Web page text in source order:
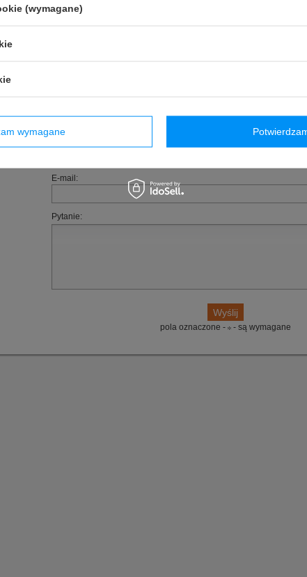
Zadaj pytanie Poleć znajomym
opis jest dla Ciebie niewystarczający, prześlij nam swoje pytanie
E-mail:
Pytanie:
pola oznaczone - - są wymagane
(wymagane)
wymagane